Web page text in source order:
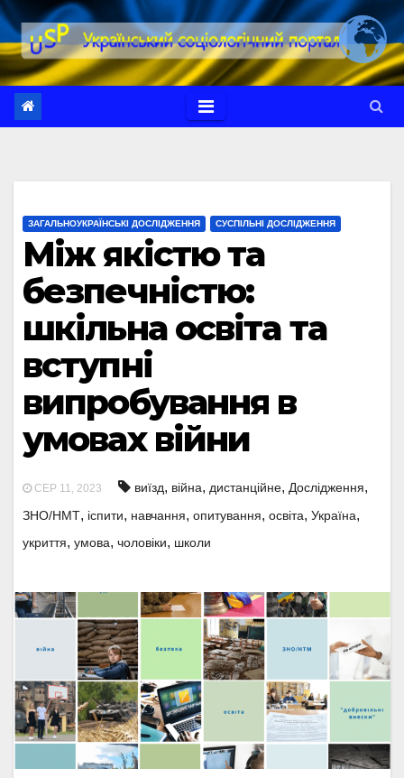
Перейти
до
вмісту
ЗАГАЛЬНОУКРАЇНСЬКІ ДОСЛІДЖЕННЯ СУСПІЛЬНІ ДОСЛІДЖЕННЯ
Між якістю та
безпечністю:
шкільна освіта та
вступні
випробування в
умовах війни
СЕР 11, 2023 виїзд, війна, дистанційне, Дослідження,
ЗНО/НМТ, іспити, навчання, опитування, освіта, Україна,
укриття, умова, чоловіки, школи